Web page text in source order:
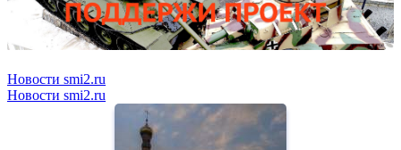
Новости smi2.ru
Новости smi2.ru